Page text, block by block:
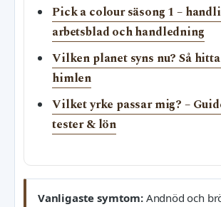
Pick a colour säsong 1 –
arbetsblad och handledning
Vilken planet syns nu? Så
himlen
Vilket yrke passar mig? –
tester & lön
Vanligaste symtom:Andnöd och